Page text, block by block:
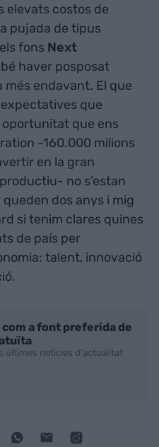
elevats costos de
pujada de tipus
fons Next
haver posposat
més endavant. El que
que
oportunitat que ens
-160.000 milions
en la gran
no s’estan
dos anys i mig
si tenim clares quines
de país per
talent, innovació
com a font preferida de
últimes notícies d'actualitat